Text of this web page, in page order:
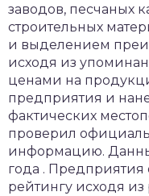
заводов, песчаных
строительных
и выделением
исходя из
ценами на
предприятия и
фактических
проверил
информацию.
года .
рейтингу исходя из